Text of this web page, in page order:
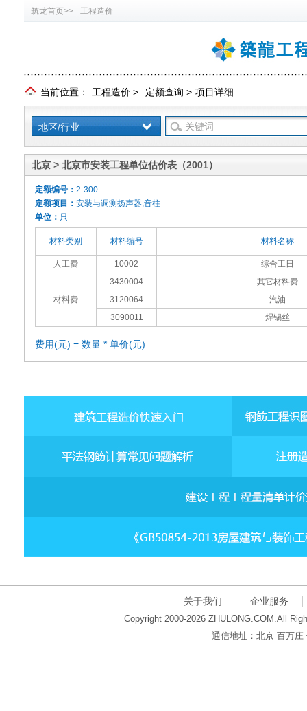
筑龙首页>> 工程造价
当前位置： 工程造价 > 定额查询 > 项目详细
地区/行业
北京 > 北京市安装工程单位估价表（2001）
定额编号： 2-300
定额项目： 安装与调测扬声器,音柱
单位： 只
材料类别 材料编号 材料名称
人工费 10002 综合工日
材料费
3430004
其它材料费
3120064
汽油
3090011
焊锡丝
费用(元) = 数量 * 单价(元)
关于我们 企业服务
Copyright 2000-2026 ZHULONG.COM.All
通信地址：北京 百万